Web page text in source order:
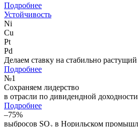
Подробнее
Устойчивость
Ni
Cu
Pt
Pd
Делаем ставку на стабильно
Подробнее
№1
Сохраняем лидерство
в отрасли по дивидендной доходности
Подробнее
–75%
выбросов SO₂ в Норильском